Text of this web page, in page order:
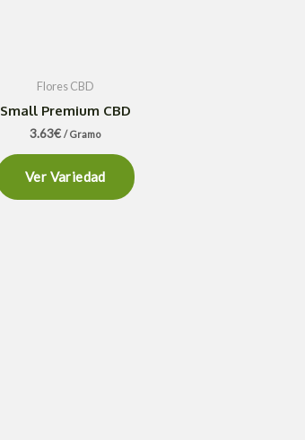
Flores CBD
Small Premium CBD
3.63€ / Gramo
Ver Variedad